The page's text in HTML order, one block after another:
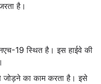
है।
19 स्थित है। इस हाईवे की
का काम करता है। इसे